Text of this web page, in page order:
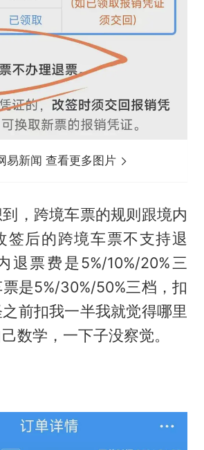
易新闻 查看更多图片
，跨境车票的规则跟境内
签后的跨境车票不支持退
退票费是5%/10%/20%三
是5%/30%/50%三档，扣
前扣我一半我就觉得哪里
数学，一下子没察觉。